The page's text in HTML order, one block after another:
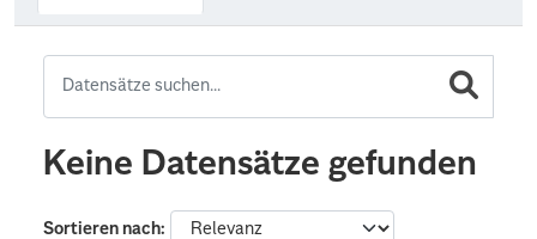
Keine Datensätze gefunden
Sortieren nach